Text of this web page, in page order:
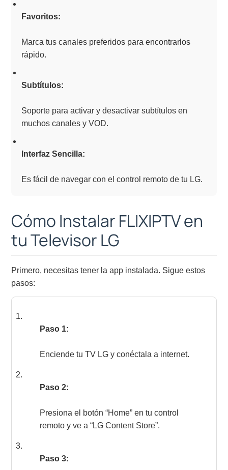
Favoritos:
Marca tus canales preferidos para encontrarlos
rápido.
Subtítulos:
Soporte para activar y desactivar subtítulos en
muchos canales y VOD.
Interfaz Sencilla:
Es fácil de navegar con el control remoto de tu LG.
Cómo Instalar FLIXIPTV en
tu Televisor LG
Primero, necesitas tener la app instalada. Sigue estos
pasos:
Paso 1:
Enciende tu TV LG y conéctala a internet.
Paso 2:
Presiona el botón “Home” en tu control
remoto y ve a “LG Content Store”.
Paso 3: